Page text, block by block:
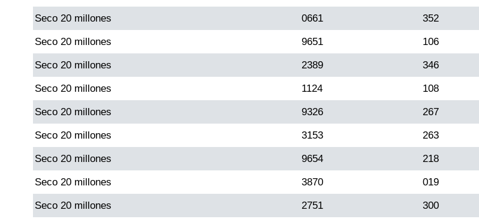
Fantástica Día
Fantástica Noche
Motilon Tarde
Motilon Noche
Paisita Noche
Seco 20 millones 0661 352
Seco 20 millones 9651 106
Seco 20 millones 2389 346
Seco 20 millones 1124 108
Seco 20 millones 9326 267
Seco 20 millones 3153 263
Seco 20 millones 9654 218
Seco 20 millones 3870 019
Seco 20 millones 2751 300